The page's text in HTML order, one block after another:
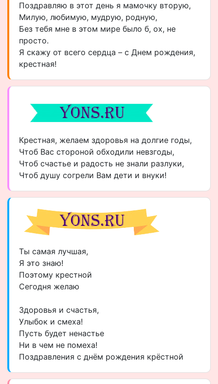
Поздравляю в этот день я мамочку вторую,
Милую, любимую, мудрую, родную,
Без тебя мне в этом мире было б, ох, не
просто.
Я скажу от всего сердца – с Днем рождения,
крестная!
Крестная, желаем здоровья на долгие годы,
Чтоб Вас стороной обходили невзгоды,
Чтоб счастье и радость не знали разлуки,
Чтоб душу согрели Вам дети и внуки!
Ты самая лучшая,
Я это знаю!
Поэтому крестной
Сегодня желаю
Здоровья и счастья,
Улыбок и смеха!
Пусть будет ненастье
Ни в чем не помеха!
Поздравления с днём рождения крёстной